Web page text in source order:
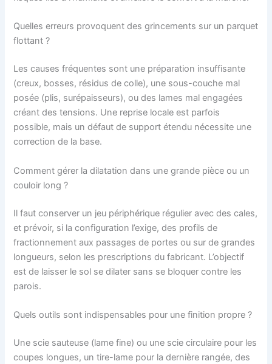
Quelles erreurs provoquent des grincements sur un parquet
flottant ?
Les causes fréquentes sont une préparation insuffisante
(creux, bosses, résidus de colle), une sous-couche mal
posée (plis, surépaisseurs), ou des lames mal engagées
créant des tensions. Une reprise locale est parfois
possible, mais un défaut de support étendu nécessite une
correction de la base.
Comment gérer la dilatation dans une grande pièce ou un
couloir long ?
Il faut conserver un jeu périphérique régulier avec des cales,
et prévoir, si la configuration l’exige, des profils de
fractionnement aux passages de portes ou sur de grandes
longueurs, selon les prescriptions du fabricant. L’objectif
est de laisser le sol se dilater sans se bloquer contre les
parois.
Quels outils sont indispensables pour une finition propre ?
Une scie sauteuse (lame fine) ou une scie circulaire pour les
coupes longues, un tire-lame pour la dernière rangée, des